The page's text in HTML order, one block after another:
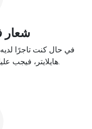
شعار
في حال كنت تاجرًا
هايلايتر، فيجب عليك استخدام شعار فرشاة مكياج.